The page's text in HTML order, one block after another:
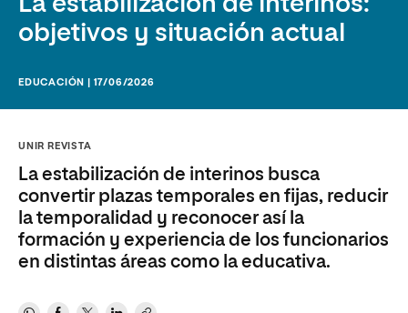
objetivos y situación actual
EDUCACIÓN | 17/06/2026
UNIR REVISTA
La estabilización de interinos busca
convertir plazas temporales en fijas, reducir
la temporalidad y reconocer así la
formación y experiencia de los funcionarios
en distintas áreas como la educativa.